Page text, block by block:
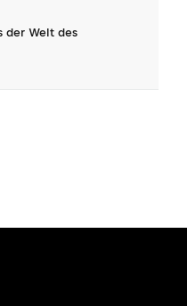
der Welt des